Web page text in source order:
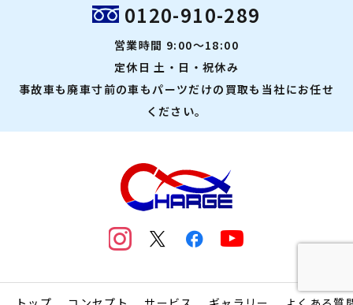
0120-910-289
営業時間 9:00～18:00
定休日 土・日・祝休み
事故車も廃車寸前の車もパーツだけの買取も当社にお任せ
ください。